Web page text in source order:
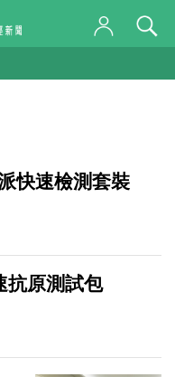
快速檢測套裝
抗原測試包